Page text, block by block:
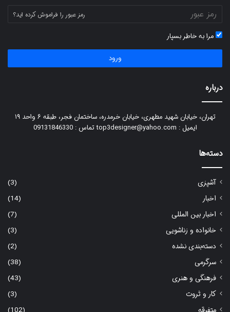
رمز عبور را فراموش کرده اید؟
مرا به خاطر بسپار
ورود
درباره
تهران، خیابان شهید مطهری، خیابان خرمدره، ساختمان فجر، طبقه ۶ واحد ۱۹
ایمیل : top3designer@yahoo.com تماس : 09131846330
دسته‌ها
آشپزی
(3)
اخبار
(14)
اخبار بین المللی
(7)
خانواده و زناشویی
(3)
دسته‌بندی نشده
(2)
سرگرمی
(38)
فرهنگی و هنری
(43)
کار و ثروت
(3)